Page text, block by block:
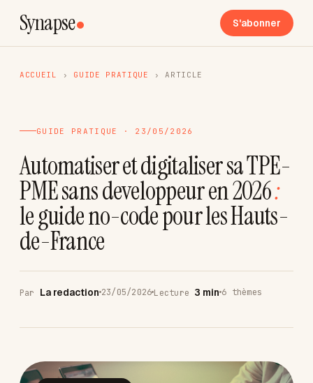
Synapse S'abonner
ACCUEIL › GUIDE PRATIQUE › ARTICLE
GUIDE PRATIQUE · 23/05/2026
Automatiser et digitaliser sa TPE-
PME sans developpeur en 2026:
le guide no-code pour les Hauts-
de-France
Par La redaction 23/05/2026 Lecture 3 min 6 thèmes